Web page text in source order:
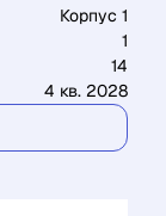
Корпус 1
1
14
4 кв. 2028